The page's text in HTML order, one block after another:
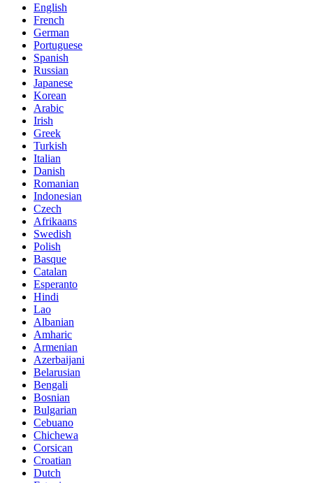
English
French
German
Portuguese
Spanish
Russian
Japanese
Korean
Arabic
Irish
Greek
Turkish
Italian
Danish
Romanian
Indonesian
Czech
Afrikaans
Swedish
Polish
Basque
Catalan
Esperanto
Hindi
Lao
Albanian
Amharic
Armenian
Azerbaijani
Belarusian
Bengali
Bosnian
Bulgarian
Cebuano
Chichewa
Corsican
Croatian
Dutch